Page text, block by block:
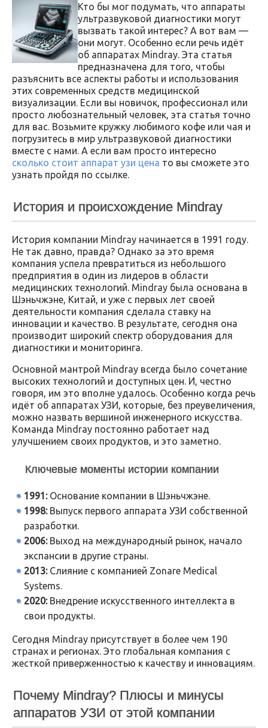
Кто бы мог подумать, что аппараты
ультразвуковой диагностики могут
вызвать такой интерес? А вот вам —
они могут. Особенно если речь идёт
об аппаратах Mindray. Эта статья
предназначена для того, чтобы
разъяснить все аспекты работы и использования
этих современных средств медицинской
визуализации. Если вы новичок, профессионал или
просто любознательный человек, эта статья точно
для вас. Возьмите кружку любимого кофе или чая и
погрузитесь в мир ультразвуковой диагностики
вместе с нами. А если вам просто интересно
сколько стоит аппарат узи цена то вы сможете это
узнать пройдя по ссылке.
История и происхождение Mindray
История компании Mindray начинается в 1991 году.
Не так давно, правда? Однако за это время
компания успела превратиться из небольшого
предприятия в один из лидеров в области
медицинских технологий. Mindray была основана в
Шэньчжэне, Китай, и уже с первых лет своей
деятельности компания сделала ставку на
инновации и качество. В результате, сегодня она
производит широкий спектр оборудования для
диагностики и мониторинга.
Основной мантрой Mindray всегда было сочетание
высоких технологий и доступных цен. И, честно
говоря, им это вполне удалось. Особенно когда речь
идёт об аппаратах УЗИ, которые, без преувеличения,
можно назвать вершиной инженерного искусства.
Команда Mindray постоянно работает над
улучшением своих продуктов, и это заметно.
Ключевые моменты истории компании
1991:Основание компании в Шэньчжэне.
1998:Выпуск первого аппарата УЗИ собственной
разработки.
2006:Выход на международный рынок, начало
экспансии в другие страны.
2013:Слияние с компанией Zonare Medical
Systems.
2020:Внедрение искусственного интеллекта в
свои продукты.
Сегодня Mindray присутствует в более чем 190
странах и регионах. Это глобальная компания с
жесткой приверженностью к качеству и инновациям.
Почему Mindray? Плюсы и минусы
аппаратов УЗИ от этой компании